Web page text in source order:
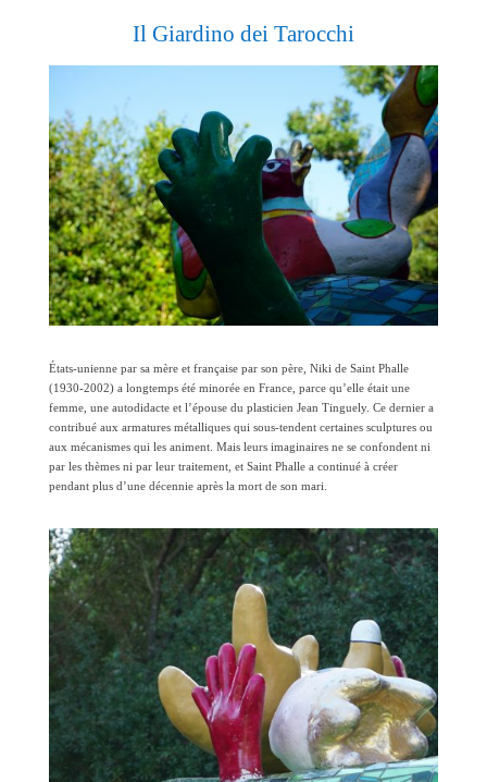
Il Giardino dei Tarocchi
États-unienne par sa mère et française par son père, Niki de Saint Phalle
(1930-2002) a longtemps été minorée en France, parce qu’elle était une
femme, une autodidacte et l’épouse du plasticien Jean Tinguely. Ce dernier a
contribué aux armatures métalliques qui sous-tendent certaines sculptures ou
aux mécanismes qui les animent. Mais leurs imaginaires ne se confondent ni
par les thèmes ni par leur traitement, et Saint Phalle a continué à créer
pendant plus d’une décennie après la mort de son mari.